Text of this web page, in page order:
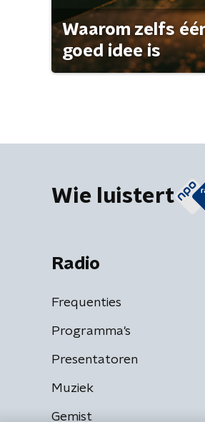
Waarom zelfs
goed idee is
Wie luistert
Radio
Frequenties
Programma's
Presentatoren
Muziek
Gemist